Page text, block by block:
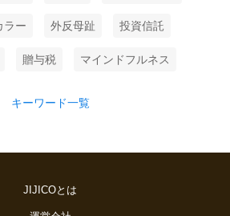
ラー 外反母趾 投資信託
贈与税 マインドフルネス
キーワード一覧
JIJICOとは